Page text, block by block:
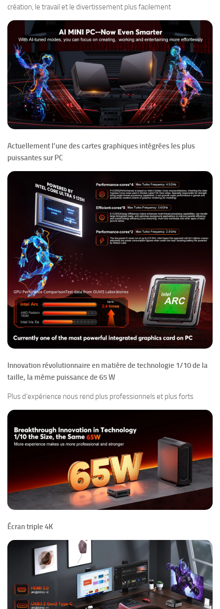
création, le travail et le divertissement plus facilement
Actuellement l’une des cartes graphiques intégrées les plus
puissantes sur PC
Innovation révolutionnaire en matière de technologie 1/10 de la
taille, la même puissance de 65 W
Plus d’expérience nous rend plus professionnels et plus forts
Écran triple 4K